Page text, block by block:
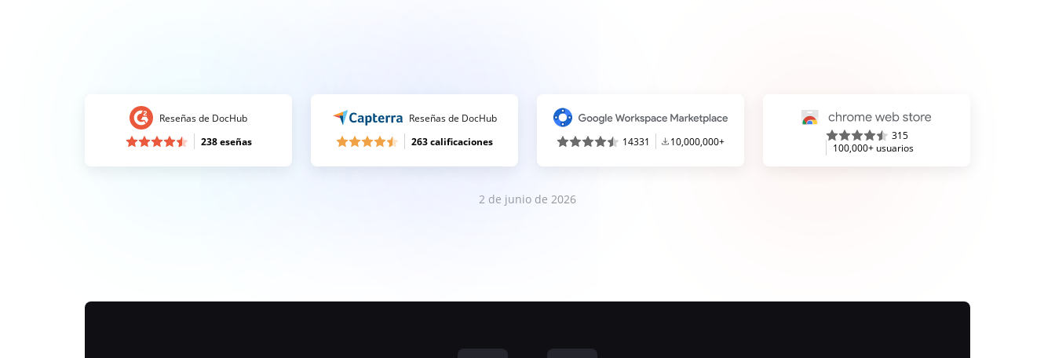
Reseñas de DocHub
238 eseñas
Reseñas de DocHub
263 calificaciones
14331 10,000,000+
315
100,000+ usuarios
2 de junio de 2026